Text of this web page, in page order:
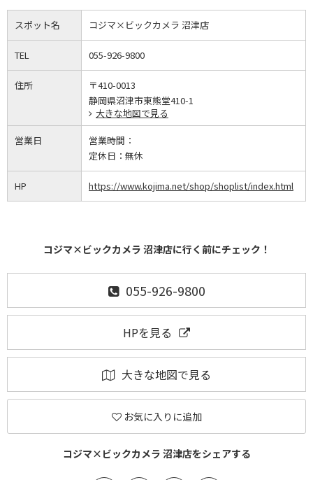
スポット名 コジマ×ビックカメラ 沼津店
TEL 055-926-9800
住所
〒410-0013
静岡県沼津市東熊堂410-1
大きな地図で見る
営業日
営業時間：
定休日： 無休
HP https://www.kojima.net/shop/shoplist/index.html
コジマ×ビックカメラ 沼津店に行く前にチェック！
055-926-9800
HPを見る
大きな地図で見る
お気に入りに追加
コジマ×ビックカメラ 沼津店をシェアする